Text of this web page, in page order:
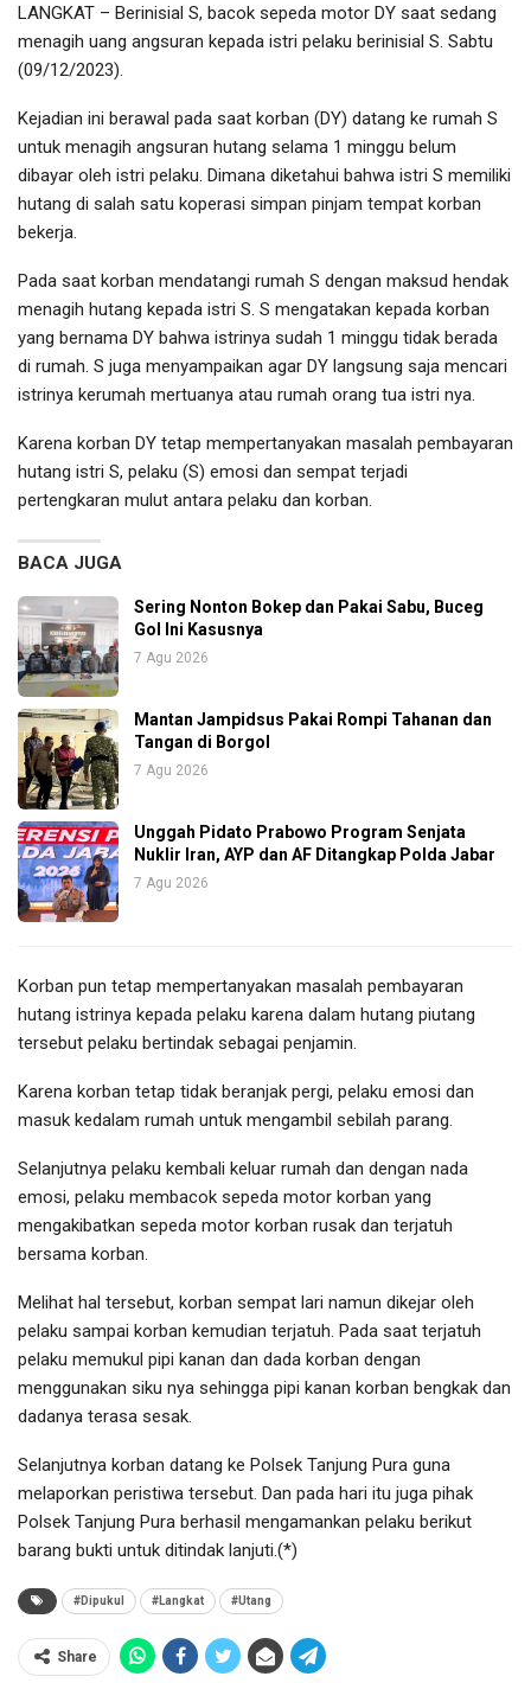
LANGKAT – Berinisial S, bacok sepeda motor DY saat sedang
menagih uang angsuran kepada istri pelaku berinisial S. Sabtu
(09/12/2023).
Kejadian ini berawal pada saat korban (DY) datang ke rumah S
untuk menagih angsuran hutang selama 1 minggu belum
dibayar oleh istri pelaku. Dimana diketahui bahwa istri S memiliki
hutang di salah satu koperasi simpan pinjam tempat korban
bekerja.
Pada saat korban mendatangi rumah S dengan maksud hendak
menagih hutang kepada istri S. S mengatakan kepada korban
yang bernama DY bahwa istrinya sudah 1 minggu tidak berada
di rumah. S juga menyampaikan agar DY langsung saja mencari
istrinya kerumah mertuanya atau rumah orang tua istri nya.
Karena korban DY tetap mempertanyakan masalah pembayaran
hutang istri S, pelaku (S) emosi dan sempat terjadi
pertengkaran mulut antara pelaku dan korban.
BACA JUGA
Sering Nonton Bokep dan Pakai Sabu, Buceg
Gol Ini Kasusnya
7 Agu 2026
Mantan Jampidsus Pakai Rompi Tahanan dan
Tangan di Borgol
7 Agu 2026
Unggah Pidato Prabowo Program Senjata
Nuklir Iran, AYP dan AF Ditangkap Polda Jabar
7 Agu 2026
Korban pun tetap mempertanyakan masalah pembayaran
hutang istrinya kepada pelaku karena dalam hutang piutang
tersebut pelaku bertindak sebagai penjamin.
Karena korban tetap tidak beranjak pergi, pelaku emosi dan
masuk kedalam rumah untuk mengambil sebilah parang.
Selanjutnya pelaku kembali keluar rumah dan dengan nada
emosi, pelaku membacok sepeda motor korban yang
mengakibatkan sepeda motor korban rusak dan terjatuh
bersama korban.
Melihat hal tersebut, korban sempat lari namun dikejar oleh
pelaku sampai korban kemudian terjatuh. Pada saat terjatuh
pelaku memukul pipi kanan dan dada korban dengan
menggunakan siku nya sehingga pipi kanan korban bengkak dan
dadanya terasa sesak.
Selanjutnya korban datang ke Polsek Tanjung Pura guna
melaporkan peristiwa tersebut. Dan pada hari itu juga pihak
Polsek Tanjung Pura berhasil mengamankan pelaku berikut
barang bukti untuk ditindak lanjuti.(*)
#Dipukul #Langkat #Utang
Share